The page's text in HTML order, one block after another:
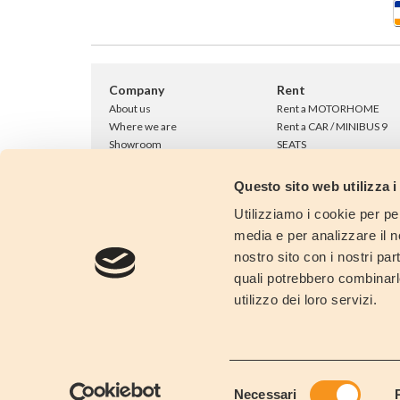
Questo sito web utilizza i
Utilizziamo i cookie per
media e per analizzare il
nostro sito con i nostri
quali potrebbero
utilizzo dei loro servizi.
Necessari
Company
About us
Where we are
Showroom
Rent
Rent a MOTORHOME
Rent a CAR / MINIBUS 9
SEATS
One Way Rentals
Extra accessories
FAQ
Hire Terms & Condition
Long Term Rental
Save!